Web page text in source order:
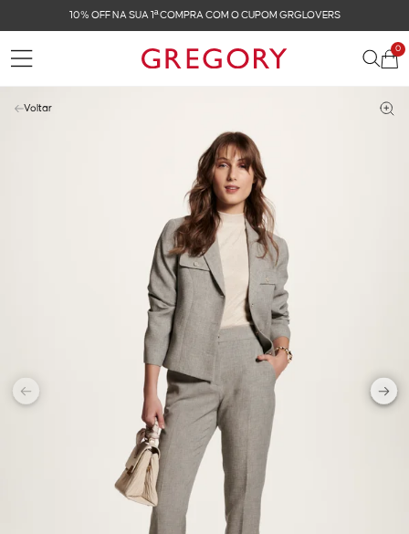
10% OFF NA SUA 1ª COMPRA COM O CUPOM GRGLOVERS
0
Voltar